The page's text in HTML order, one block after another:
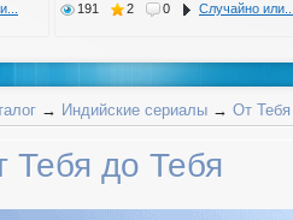
191 2 0 Случайно
→ Индийские сериалы → От
до Тебя